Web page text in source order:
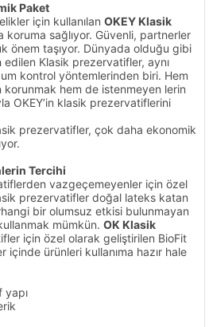
Paket
için kullanılan OKEY Klasik
koruma sağlıyor. Güvenli, partnerler
önem taşıyor. Dünyada olduğu gibi
Klasik prezervatifler, aynı
kontrol yöntemlerinden biri. Hem
hem de istenmeyen lerin
OKEY’in klasik prezervatiflerini
prezervatifler, çok daha ekonomik
Tercihi
vazgeçemeyenler için özel
prezervatifler doğal lateks katan
bir olumsuz etkisi bulunmayan
mümkün. OK Klasik
için özel olarak geliştirilen BioFit
içinde ürünleri kullanıma hazır hale
yapı